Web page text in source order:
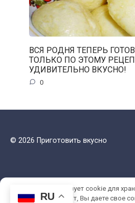
ВСЯ РОДНЯ ТЕПЕРЬ
ТОЛЬКО ПО ЭТОМУ
УДИВИТЕЛЬНО ВКУСНО!
0
© 2026 Приготовить вкусно
RU
Этот сайт использует cookie для
использовать сайт, Вы даете свое